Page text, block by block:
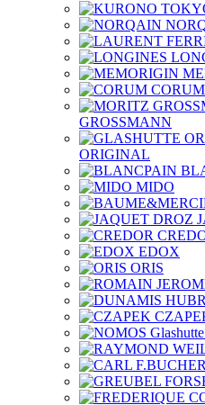
CORUM
GROSSMANN
ORIGINAL
MIDO
EDOX
ORIS